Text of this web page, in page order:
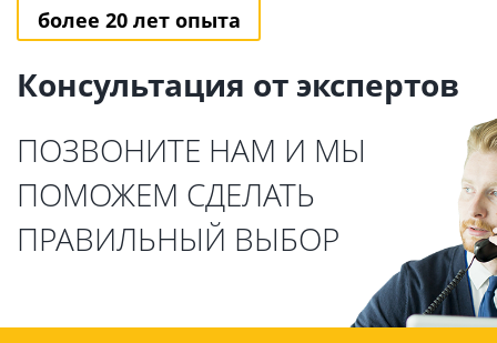
более 20 лет опыта
Консультация от экспертов
ПОЗВОНИТЕ НАМ И МЫ
ПОМОЖЕМ СДЕЛАТЬ
ПРАВИЛЬНЫЙ ВЫБОР